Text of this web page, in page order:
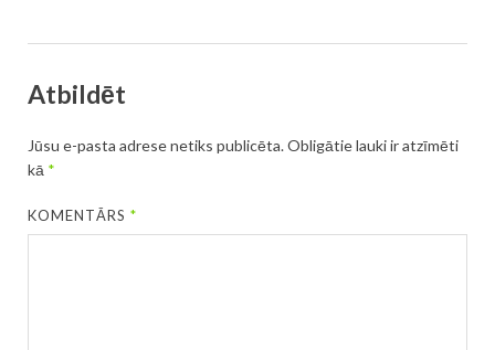
Atbildēt
Jūsu e-pasta adrese netiks publicēta.Obligātie lauki ir atzīmēti
kā *
KOMENTĀRS*